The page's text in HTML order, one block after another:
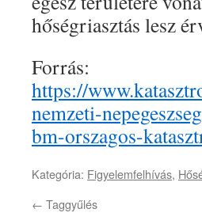
hőségriasztás lesz
Forrás:
https://
nemzeti-
bm-orszagos-
Kategória: Figyelemfelhívás,
← Taggyűlés